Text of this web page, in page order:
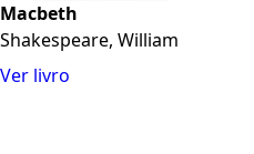
Macbeth
Shakespeare, William
Ver livro